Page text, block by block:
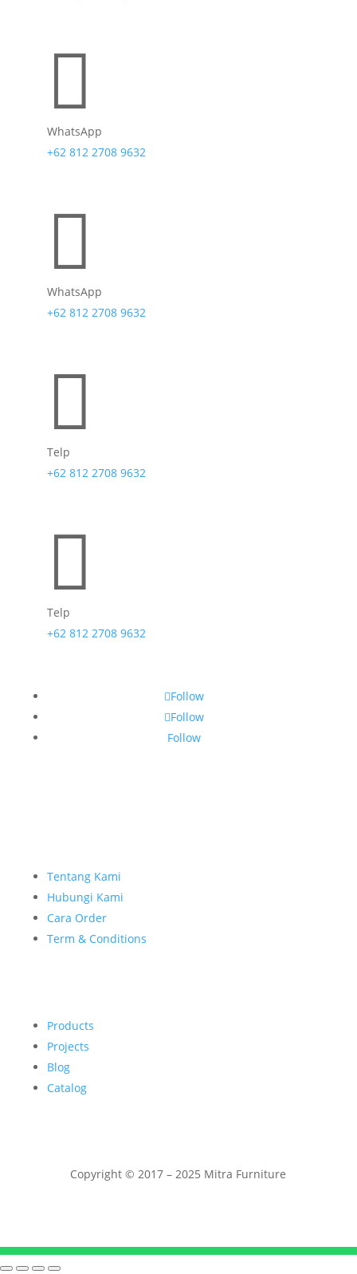

WhatsApp
+62 812 2708 9632

WhatsApp
+62 812 2708 9632

Telp
+62 812 2708 9632

Telp
+62 812 2708 9632
Follow
Follow
Follow
Tentang Kami
Hubungi Kami
Cara Order
Term & Conditions
Products
Projects
Blog
Catalog
Copyright © 2017 – 2025 Mitra Furniture
Telepon